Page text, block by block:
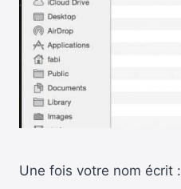
Une fois votre nom écrit :